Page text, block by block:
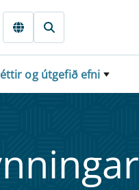
og útgefið efni